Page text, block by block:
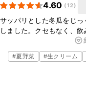
4.60 (12)
サッパリとした冬瓜をじ
しました。クセもなく、
て、お子様にも喜ばれる
てくださいね。
#夏野菜 #生クリーム